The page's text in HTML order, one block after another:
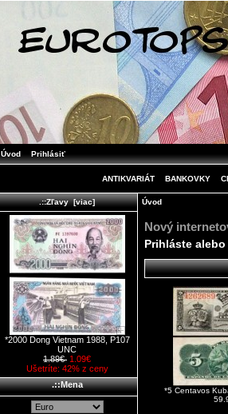
Úvod Prihlásiť
ANTIKVARIÁT BANKOVKY
.::Zľavy [viac]
*2000 Dong Vietnam 1988, P107
UNC
1.89€ 1.09€
Ušetríte: 42% z ceny
.::Mena
Úvod
Nový
Prihláste
*5 Centavos